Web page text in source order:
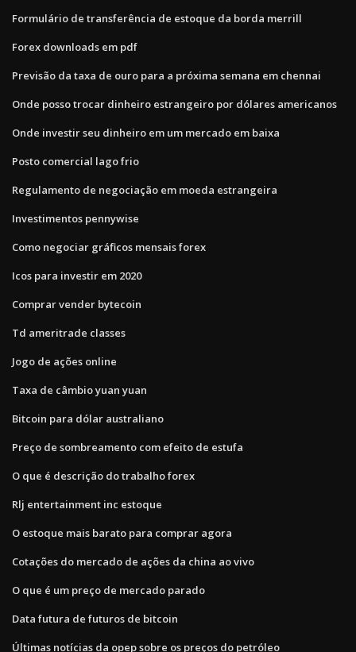
Formulário de transferência de estoque da borda merrill
Forex downloads em pdf
Previsão da taxa de ouro para a próxima semana em chennai
Onde posso trocar dinheiro estrangeiro por dólares americanos
Onde investir seu dinheiro em um mercado em baixa
Posto comercial lago frio
Regulamento de negociação em moeda estrangeira
Investimentos pennywise
Como negociar gráficos mensais forex
Icos para investir em 2020
Comprar vender bytecoin
Td ameritrade classes
Jogo de ações online
Taxa de câmbio yuan yuan
Bitcoin para dólar australiano
Preço de sombreamento com efeito de estufa
O que é descrição do trabalho forex
Rlj entertainment inc estoque
O estoque mais barato para comprar agora
Cotações do mercado de ações da china ao vivo
O que é um preço de mercado parado
Data futura de futuros de bitcoin
Últimas notícias da opep sobre os preços do petróleo